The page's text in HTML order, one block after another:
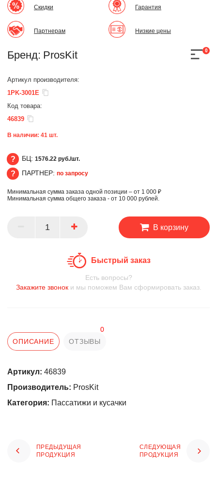
Скидки
Партнерам
Гарантия
Низкие цены
Бренд: ProsKit 0
Артикул производителя:
1PK-3001E
Код товара:
46839
В наличии: 41 шт.
БЦ
БЦ: 1576.22 руб./шт.
ПАРТНЕР
ПАРТНЕР: по запросу
Минимальная сумма заказа одной позиции – от 1 000 ₽
Минимальная сумма общего заказа - от 10 000 рублей.
В корзину
Быстрый заказ
Есть вопросы?
Закажите звоноки мы поможем Вам сформировать заказ.
ОПИСАНИЕ ОТЗЫВЫ
0
Артикул: 46839
Производитель: ProsKit
Категория: Пассатижи и кусачки
ПРЕДЫДУЩАЯ
ПРОДУКЦИЯ
СЛЕДУЮЩАЯ
ПРОДУКЦИЯ